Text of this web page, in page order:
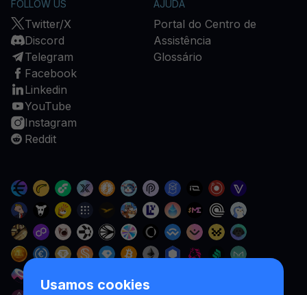
Usamos cookies
FOLLOW US
Twitter/X
Discord
Telegram
Facebook
Linkedin
YouTube
Instagram
Reddit
AJUDA
Portal do Centro de
Assistência
Glossário